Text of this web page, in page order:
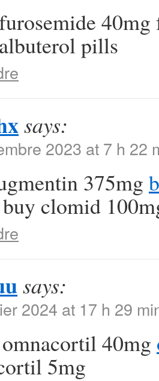
pills
says:
2023 at 7 h 22
375mg
buy clomid
says:
2024 at 17 h 29
40mg
5mg